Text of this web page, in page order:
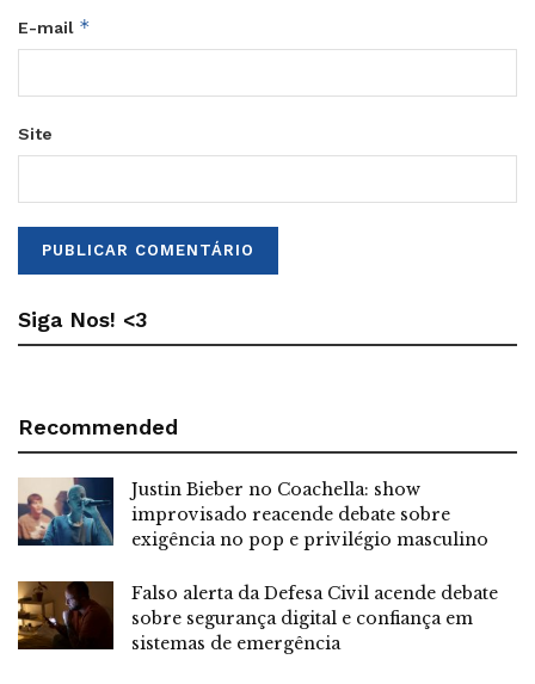
E-mail *
Site
Siga Nos! <3
Recommended
Justin Bieber no Coachella: show
improvisado reacende debate sobre
exigência no pop e privilégio masculino
Falso alerta da Defesa Civil acende debate
sobre segurança digital e confiança em
sistemas de emergência